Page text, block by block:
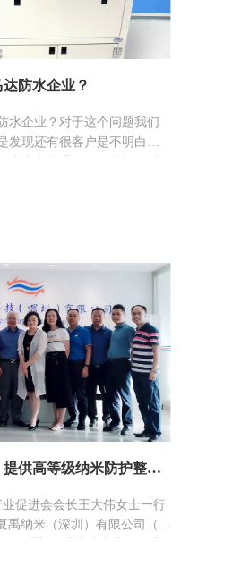
防水企业？
水企业？对于这个问题我们
发现还有很客户是不明白
【会员走访】夏禹纳米丨提供高等级纳米防护整体解决方案
促进会会长王大伟女士一行
纳米（深圳）有限公司（简
这两位创始人都有着近20